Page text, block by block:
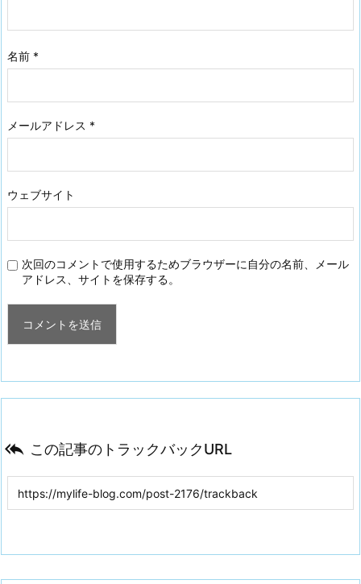
名前 *
メールアドレス *
ウェブサイト
次回のコメントで使用するためブラウザーに自分の名前、メール
アドレス、サイトを保存する。
 この記事のトラックバックURL